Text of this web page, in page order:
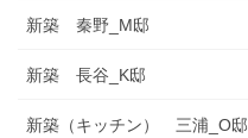
新築 秦野_M邸
新築 長谷_K邸
新築（キッチン） 三浦_O邸